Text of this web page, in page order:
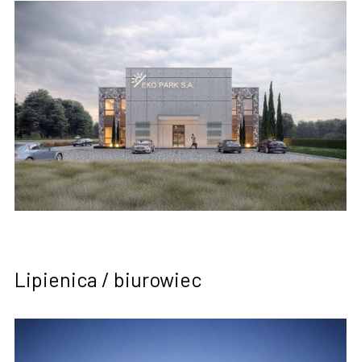
Lipienica / biurowiec